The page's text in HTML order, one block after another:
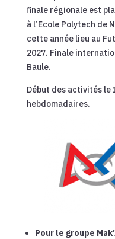
finale régionale est
à l’Ecole Polytech de
cette année lieu au
2027. Finale
Baule.
Début des activités
hebdomadaires.
Pour le groupe